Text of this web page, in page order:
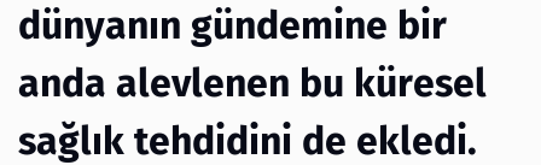
dünyanın gündemine bir
anda alevlenen bu küresel
sağlık tehdidini de ekledi.